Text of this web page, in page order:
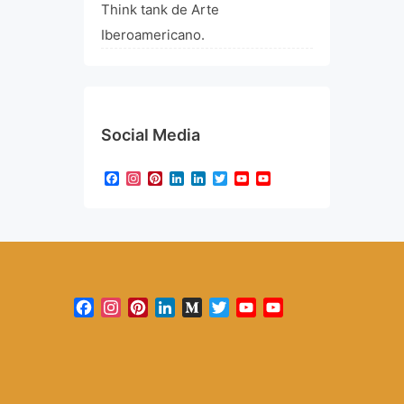
Think tank de Arte
Iberoamericano.
Social Media
Facebook
Instagram
Pinterest
LinkedIn
LinkedIn
TwitterYouTube
Facebook
Instagram
PinterestLinkedInMediumTwitterYouTube